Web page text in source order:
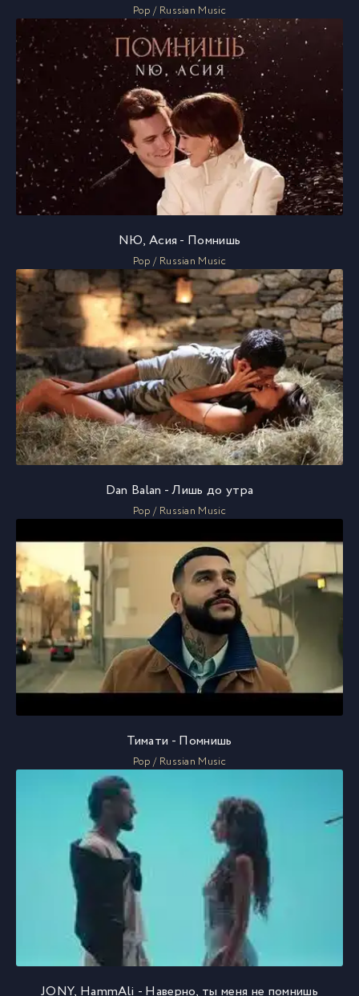
Pop / Russian Music
NЮ, Асия - Помнишь
Pop / Russian Music
Dan Balan - Лишь до утра
Pop / Russian Music
Тимати - Помнишь
Pop / Russian Music
JONY, HammAli - Наверно, ты меня не помнишь